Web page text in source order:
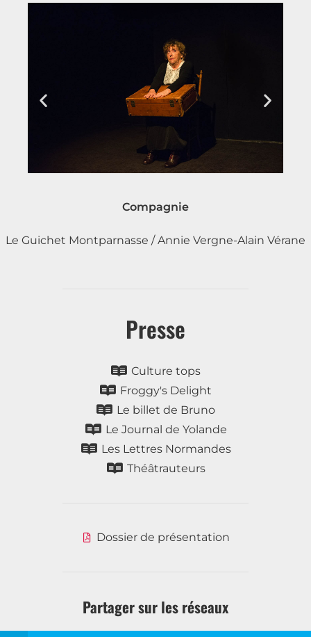
Compagnie
Le Guichet Montparnasse / Annie Vergne-Alain Vérane
Presse
Culture tops
Froggy's Delight
Le billet de Bruno
Le Journal de Yolande
Les Lettres Normandes
Théâtrauteurs
Dossier de présentation
Partager sur les réseaux